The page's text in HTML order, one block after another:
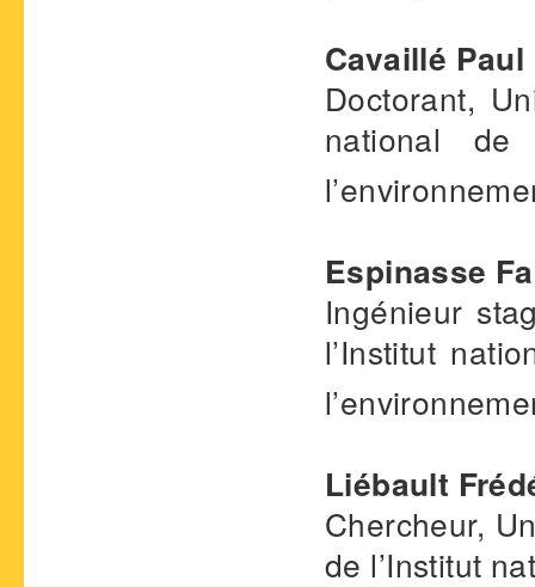
Cavaillé Paul
Doctorant,
national de
Espinasse
Ingénieur
l’Institut
Liébault
Chercheur,
de l’Institut